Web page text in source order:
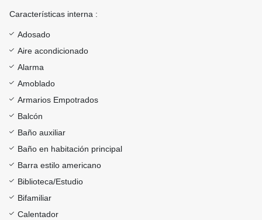
Características interna :
Adosado
Aire acondicionado
Alarma
Amoblado
Armarios Empotrados
Balcón
Baño auxiliar
Baño en habitación principal
Barra estilo americano
Biblioteca/Estudio
Bifamiliar
Calentador